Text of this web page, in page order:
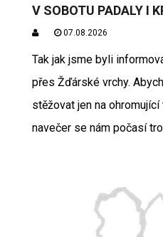
V SOBOTU PADALY I
07.08.2026
Tak jak jsme byli
přes Žďárské vrchy.
stěžovat jen na
navečer se nám počasí